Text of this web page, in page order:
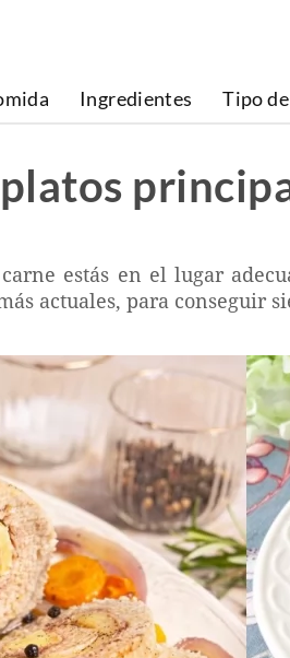
Ingredientes Tipo
estás en el lugar
actuales, para conseguir